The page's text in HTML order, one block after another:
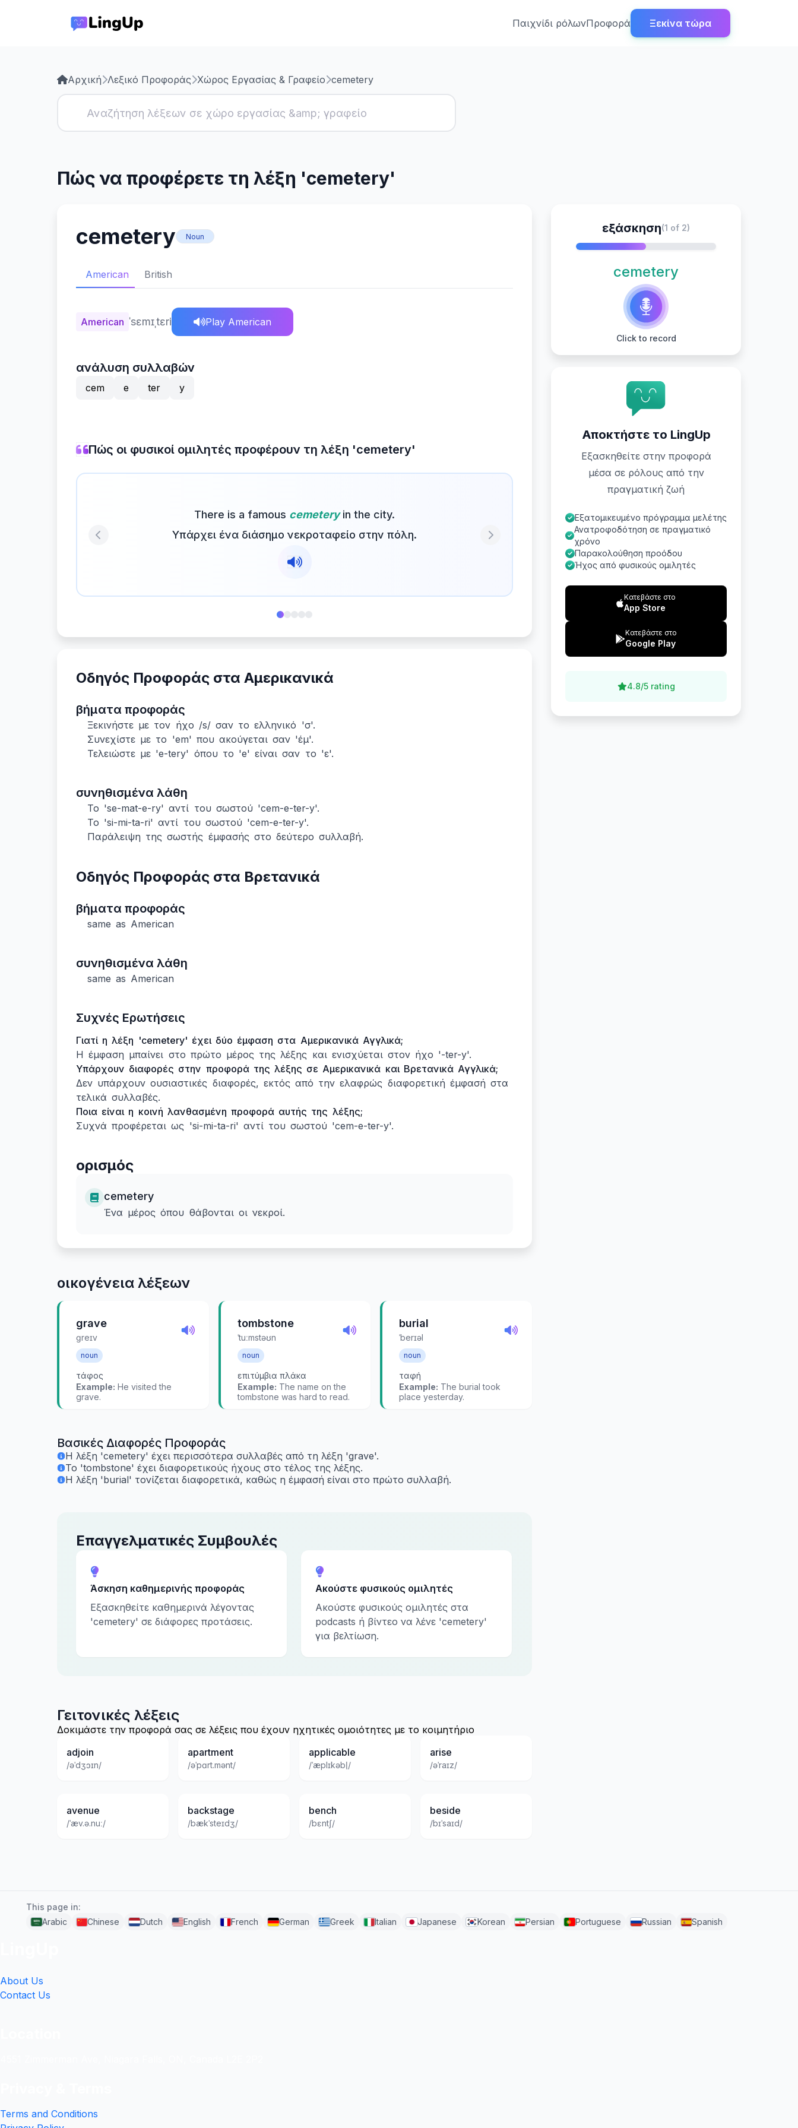
Παιχνίδι ρόλωνΠροφορά Ξεκίνα τώρα
Αρχική Λεξικό Προφοράς Χώρος Εργασίας & Γραφείο cemetery
Πώς να προφέρετε τη λέξη 'cemetery'
cemetery Noun
American British
American ˈsɛmɪˌtɛri Play American
ανάλυση συλλαβών
cem e ter y
Πώς οι φυσικοί ομιλητές προφέρουν τη λέξη 'cemetery'
There is a famous cemeteryin the city.
Υπάρχει ένα διάσημο νεκροταφείο στην πόλη.
Previous Next
Οδηγός Προφοράς στα Αμερικανικά
βήματα προφοράς
Ξεκινήστε με τον ήχο /s/ σαν το ελληνικό 'σ'.
Συνεχίστε με το 'em' που ακούγεται σαν 'έμ'.
Τελειώστε με 'e-tery' όπου το 'e' είναι σαν το 'ε'.
συνηθισμένα λάθη
Το 'se-mat-e-ry' αντί του σωστού 'cem-e-ter-y'.
Το 'si-mi-ta-ri' αντί του σωστού 'cem-e-ter-y'.
Παράλειψη της σωστής έμφασής στο δεύτερο συλλαβή.
Οδηγός Προφοράς στα Βρετανικά
βήματα προφοράς
same as American
συνηθισμένα λάθη
same as American
Συχνές Ερωτήσεις
Γιατί η λέξη 'cemetery' έχει δύο έμφαση στα Αμερικανικά Αγγλικά;
Η έμφαση μπαίνει στο πρώτο μέρος της λέξης και ενισχύεται στον ήχο '-ter-y'.
Υπάρχουν διαφορές στην προφορά της λέξης σε Αμερικανικά και Βρετανικά Αγγλικά;
Δεν υπάρχουν ουσιαστικές διαφορές, εκτός από την ελαφρώς διαφορετική έμφασή στα
τελικά συλλαβές.
Ποια είναι η κοινή λανθασμένη προφορά αυτής της λέξης;
Συχνά προφέρεται ως 'si-mi-ta-ri' αντί του σωστού 'cem-e-ter-y'.
ορισμός
cemetery
Ένα μέρος όπου θάβονται οι νεκροί.
οικογένεια λέξεων
grave
ɡreɪv
noun
τάφος
Example: He visited the
grave.
tombstone
ˈtuːmstəʊn
noun
επιτύμβια πλάκα
Example: The name on the
tombstone was hard to read.
burial
ˈberɪəl
noun
ταφή
Example: The burial took
place yesterday.
Βασικές Διαφορές Προφοράς
Η λέξη 'cemetery' έχει περισσότερα συλλαβές από τη λέξη 'grave'.
Το 'tombstone' έχει διαφορετικούς ήχους στο τέλος της λέξης.
Η λέξη 'burial' τονίζεται διαφορετικά, καθώς η έμφασή είναι στο πρώτο συλλαβή.
Επαγγελματικές Συμβουλές
Άσκηση καθημερινής προφοράς
Εξασκηθείτε καθημερινά λέγοντας
'cemetery' σε διάφορες προτάσεις.
Ακούστε φυσικούς ομιλητές
Ακούστε φυσικούς ομιλητές στα
podcasts ή βίντεο να λένε 'cemetery'
για βελτίωση.
Γειτονικές λέξεις
Δοκιμάστε την προφορά σας σε λέξεις που έχουν ηχητικές ομοιότητες με το κοιμητήριο
adjoin
/əˈdʒɔɪn/
apartment
/əˈpɑrt.mənt/
applicable
/ˈæplɪkəbl̩/
arise
/əˈraɪz/
avenue
/ˈæv.ə.nuː/
backstage
/bækˈsteɪdʒ/
bench
/bɛntʃ/
beside
/bɪˈsaɪd/
εξάσκηση(1 of 2)
cemetery
Click to record
Αποκτήστε το LingUp
Εξασκηθείτε στην προφορά
μέσα σε ρόλους από την
πραγματική ζωή
Εξατομικευμένο πρόγραμμα μελέτης
Ανατροφοδότηση σε πραγματικό
χρόνο
Παρακολούθηση προόδου
Ήχος από φυσικούς ομιλητές
Κατεβάστε στο
App Store
Κατεβάστε στο
Google Play
4.8/5 rating
This page in:
Arabic
Chinese Dutch English French German Greek Italian Japanese Korean Persian Portuguese Russian Spanish
About Us
Contact Us
Terms and Conditions